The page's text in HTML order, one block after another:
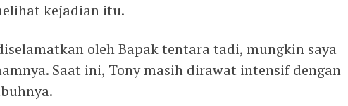
kejadian itu.
oleh Bapak tentara tadi, mungkin saya
Saat ini, Tony masih dirawat intensif dengan